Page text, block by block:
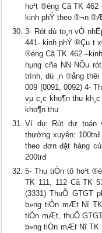
ho¹t ®éng Cã TK
kinh phÝ theo ®¬n
3- Rót dù to¸n vÒ
441- kinh phÝ ®Çu t­
®éng Cã TK 462
hµng cña NN NÕu
trình, dù ¸n ®ång
009 (0091, 0092) 4-
vµ c¸c kho¶n thu
kho¶n thu
Ví dụ: Rút dự toán
thường xuyên:
theo đơn đặt hàng
200trđ
5- Thu tiÒn tõ ho¹t
TK 111, 112 Cã TK
(3331) ThuÕ GTGT
b»ng tiÒn mÆt Nî
tiÒn mÆt, thuÕ
b»ng tiÒn mÆt Nî TK